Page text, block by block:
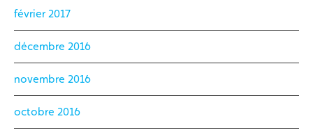
février 2017
décembre 2016
novembre 2016
octobre 2016